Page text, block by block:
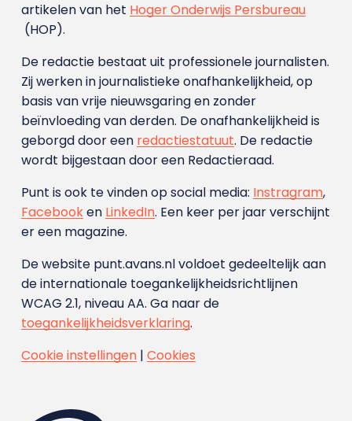
artikelen van het Hoger Onderwijs Persbureau
(HOP).
De redactie bestaat uit professionele journalisten.
Zij werken in journalistieke onafhankelijkheid, op
basis van vrije nieuwsgaring en zonder
beïnvloeding van derden. De onafhankelijkheid is
geborgd door een redactiestatuut. De redactie
wordt bijgestaan door een Redactieraad.
Punt is ook te vinden op social media: Instragram,
Facebooken LinkedIn. Een keer per jaar verschijnt
er een magazine.
De website punt.avans.nl voldoet gedeeltelijk aan
de internationale toegankelijkheidsrichtlijnen
WCAG 2.1, niveau AA. Ga naar de
toegankelijkheidsverklaring.
Cookie instellingen| Cookies